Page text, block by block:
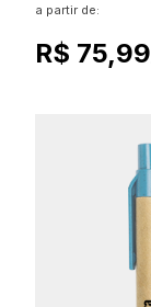
a partir de:
R$ 75,99